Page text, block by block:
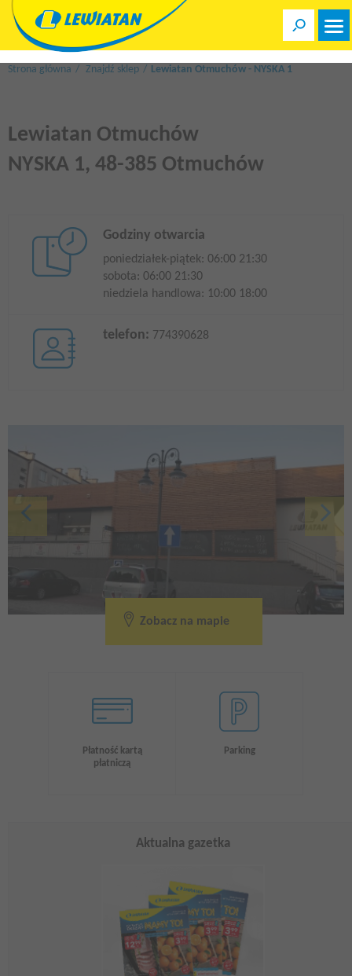
treści
Strona główna Znajdź sklep Lewiatan Otmuchów - NYSKA 1
Lewiatan Otmuchów
NYSKA 1, 48-385 Otmuchów
Godziny otwarcia
poniedziałek-piątek: 06:00 21:30
sobota: 06:00 21:30
niedziela handlowa: 10:00 18:00
telefon: 774390628
Zobacz na mapie
Płatność kartą
płatniczą
Parking
Aktualna gazetka